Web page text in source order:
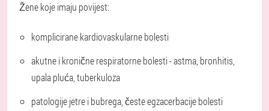
Žene koje imaju povijest:
komplicirane kardiovaskularne bolesti
akutne i kronične respiratorne bolesti - astma, bronhitis,
upala pluća, tuberkuloza
patologije jetre i bubrega, česte egzacerbacije bolesti